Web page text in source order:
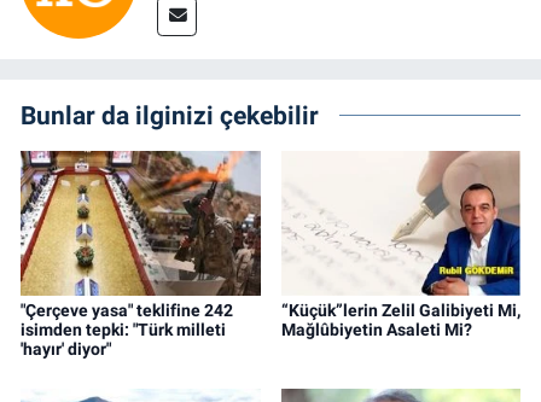
Bunlar da ilginizi çekebilir
"Çerçeve yasa" teklifine 242
isimden tepki: "Türk milleti
'hayır' diyor"
“Küçük”lerin Zelil Galibiyeti Mi,
Mağlûbiyetin Asaleti Mi?